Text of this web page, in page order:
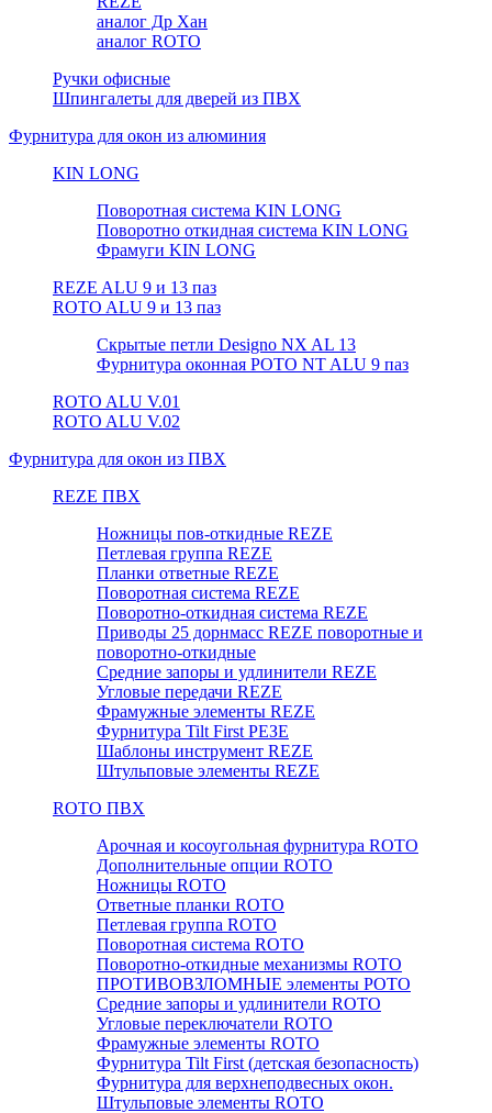
аналог Др Хан
аналог ROTO
Ручки офисные
Шпингалеты для дверей из ПВХ
Фурнитура для окон из алюминия
KIN LONG
Поворотная система KIN LONG
Поворотно откидная система KIN LONG
Фрамуги KIN LONG
REZE ALU 9 и 13 паз
ROTO ALU 9 и 13 паз
Скрытые петли Designo NX AL 13
Фурнитура оконная РОТО NT ALU 9 паз
ROTO ALU V.01
ROTO ALU V.02
Фурнитура для окон из ПВХ
REZE ПВХ
Ножницы пов-откидные REZE
Петлевая группа REZE
Планки ответные REZE
Поворотная система REZE
Поворотно-откидная система REZE
Приводы 25 дорнмасс REZE поворотные и
поворотно-откидные
Средние запоры и удлинители REZE
Угловые передачи REZE
Фрамужные элементы REZE
Фурнитура Tilt First РЕЗЕ
Шаблоны инструмент REZE
Штульповые элементы REZE
RОTO ПВХ
Арочная и косоугольная фурнитура ROTO
Дополнительные опции ROTO
Ножницы ROTO
Ответные планки ROTO
Петлевая группа ROTO
Поворотная система ROTO
Поворотно-откидные механизмы ROTO
ПРОТИВОВЗЛОМНЫЕ элементы РОТО
Средние запоры и удлинители ROTO
Угловые переключатели ROTO
Фрамужные элементы ROTO
Фурнитура Tilt First (детская безопасность)
Фурнитура для верхнеподвесных окон.
Штульповые элементы ROTO